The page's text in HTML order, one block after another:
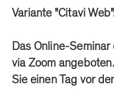
Variante "Citavi
Das Online-
via Zoom
Sie einen Tag vor